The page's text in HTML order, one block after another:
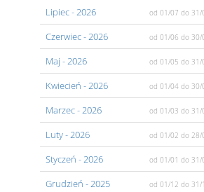
Lipiec- 2026 od 01/07 do 31/
Czerwiec- 2026 od 01/06 do 30/
Maj - 2026 od 01/05 do 31/
Kwiecień - 2026 od 01/04 do 30/
Marzec- 2026 od 01/03 do 31/
Luty- 2026 od 01/02 do 28/
Styczeń - 2026 od 01/01 do 31/
Grudzień - 2025 od 01/12 do 31/